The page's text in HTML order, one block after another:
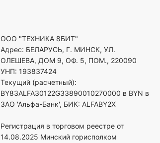
ООО "ТЕХНИКА 8БИТ"
Адрес: БЕЛАРУСЬ, Г. МИНСК, УЛ.
ОЛЕШЕВА, ДОМ 9, ОФ. 5, ПОМ., 220090
УНП: 193837424
Текущий (расчетный):
BY83ALFA30122G33890010270000 в BYN в
ЗАО 'Альфа-Банк', БИК: ALFABY2X
Регистрация в торговом реестре от
14.08.2025 Минский горисполком